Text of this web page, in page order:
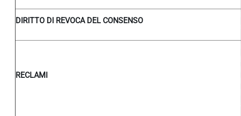
DIRITTO DI REVOCA DEL CONSENSO
RECLAMI